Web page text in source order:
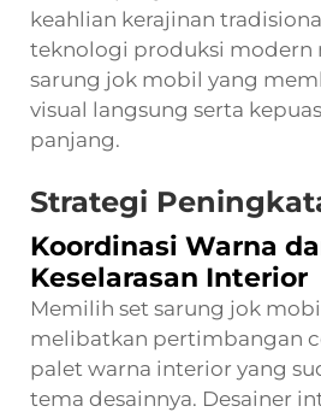
keahlian kerajinan
teknologi produksi modern
sarung jok mobil yang
visual langsung serta
panjang.
Strategi
Koordinasi Warna
Keselarasan Interior
Memilih set sarung jok
melibatkan pertimbangan
palet warna interior yang
tema desainnya. Desainer